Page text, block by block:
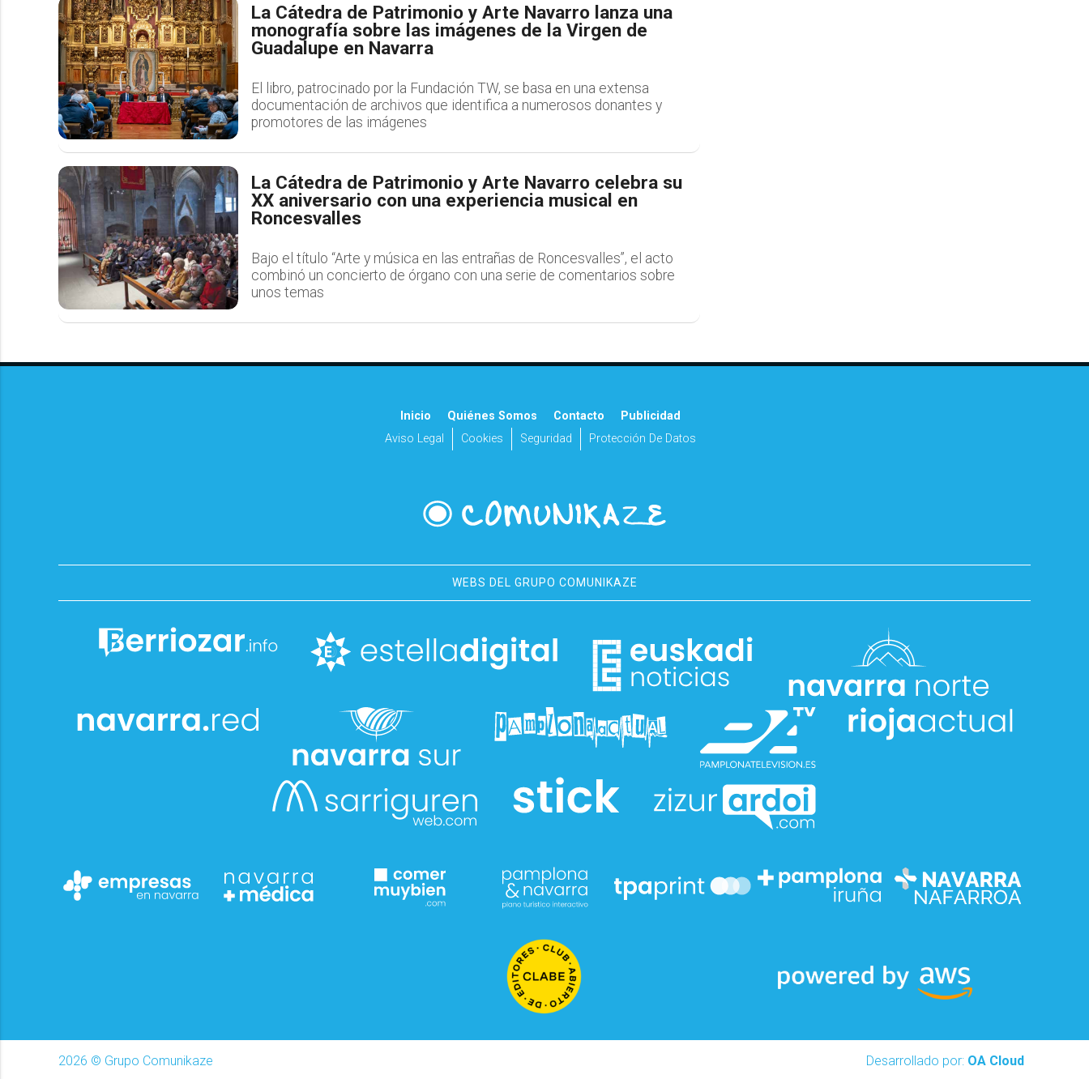
La Cátedra de Patrimonio y Arte Navarro lanza una
monografía sobre las imágenes de la Virgen de
Guadalupe en Navarra
El libro, patrocinado por la Fundación TW, se basa en una extensa
documentación de archivos que identifica a numerosos donantes y
promotores de las imágenes
La Cátedra de Patrimonio y Arte Navarro celebra su
XX aniversario con una experiencia musical en
Roncesvalles
Bajo el título “Arte y música en las entrañas de Roncesvalles”, el acto
combinó un concierto de órgano con una serie de comentarios sobre
unos temas
Inicio Quiénes Somos Contacto
Publicidad
Aviso Legal
Cookies Seguridad Protección De Datos
WEBS DEL GRUPO COMUNIKAZE
2026 © Grupo Comunikaze Desarrollado por: OA Cloud